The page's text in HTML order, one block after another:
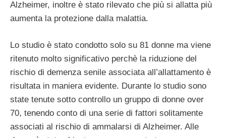
Alzheimer, inoltre è stato rilevato che più si allatta più
aumenta la protezione dalla malattia.
Lo studio è stato condotto solo su 81 donne ma viene
ritenuto molto significativo perchè la riduzione del
rischio di demenza senile associata all’allattamento è
risultata in maniera evidente. Durante lo studio sono
state tenute sotto controllo un gruppo di donne over
70, tenendo conto di una serie di fattori solitamente
associati al rischio di ammalarsi di Alzheimer. Alle